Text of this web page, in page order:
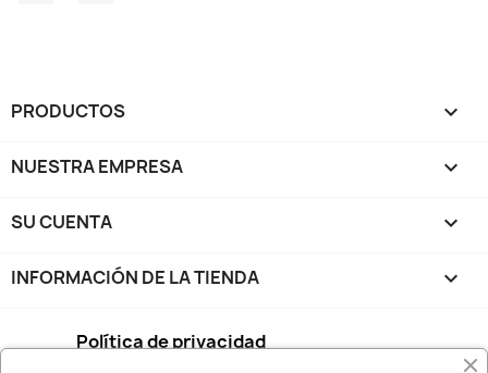
PRODUCTOS 
NUESTRA EMPRESA 
SU CUENTA 
INFORMACIÓN DE LA TIENDA keyboard_arrow_down
Política de privacidad